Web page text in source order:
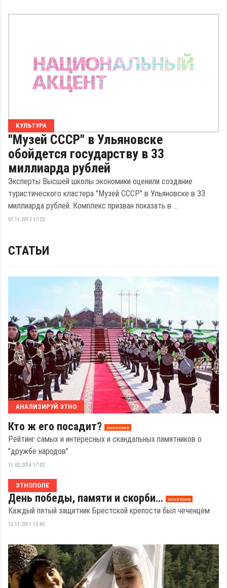
КУЛЬТУРА
"Музей СССР" в Ульяновске
обойдется государству в 33
миллиарда рублей
Эксперты Высшей школы экономики оценили создание
туристического кластера "Музей СССР" в Ульяновске в 33
миллиарда рублей. Комплекс призван показать в ...
07.11.2013 17:23
СТАТЬИ
АНАЛИЗИРУЙ ЭТНО
Кто ж его посадит? эксклюзив
Рейтинг самых и интересных и скандальных памятников о
"дружбе народов"
11.02.2014 17:02
ЭТНОПОЛЕ
День победы, памяти и скорби… эксклюзив
Каждый пятый защитник Брестской крепости был чеченцем
12.11.2011 12:45